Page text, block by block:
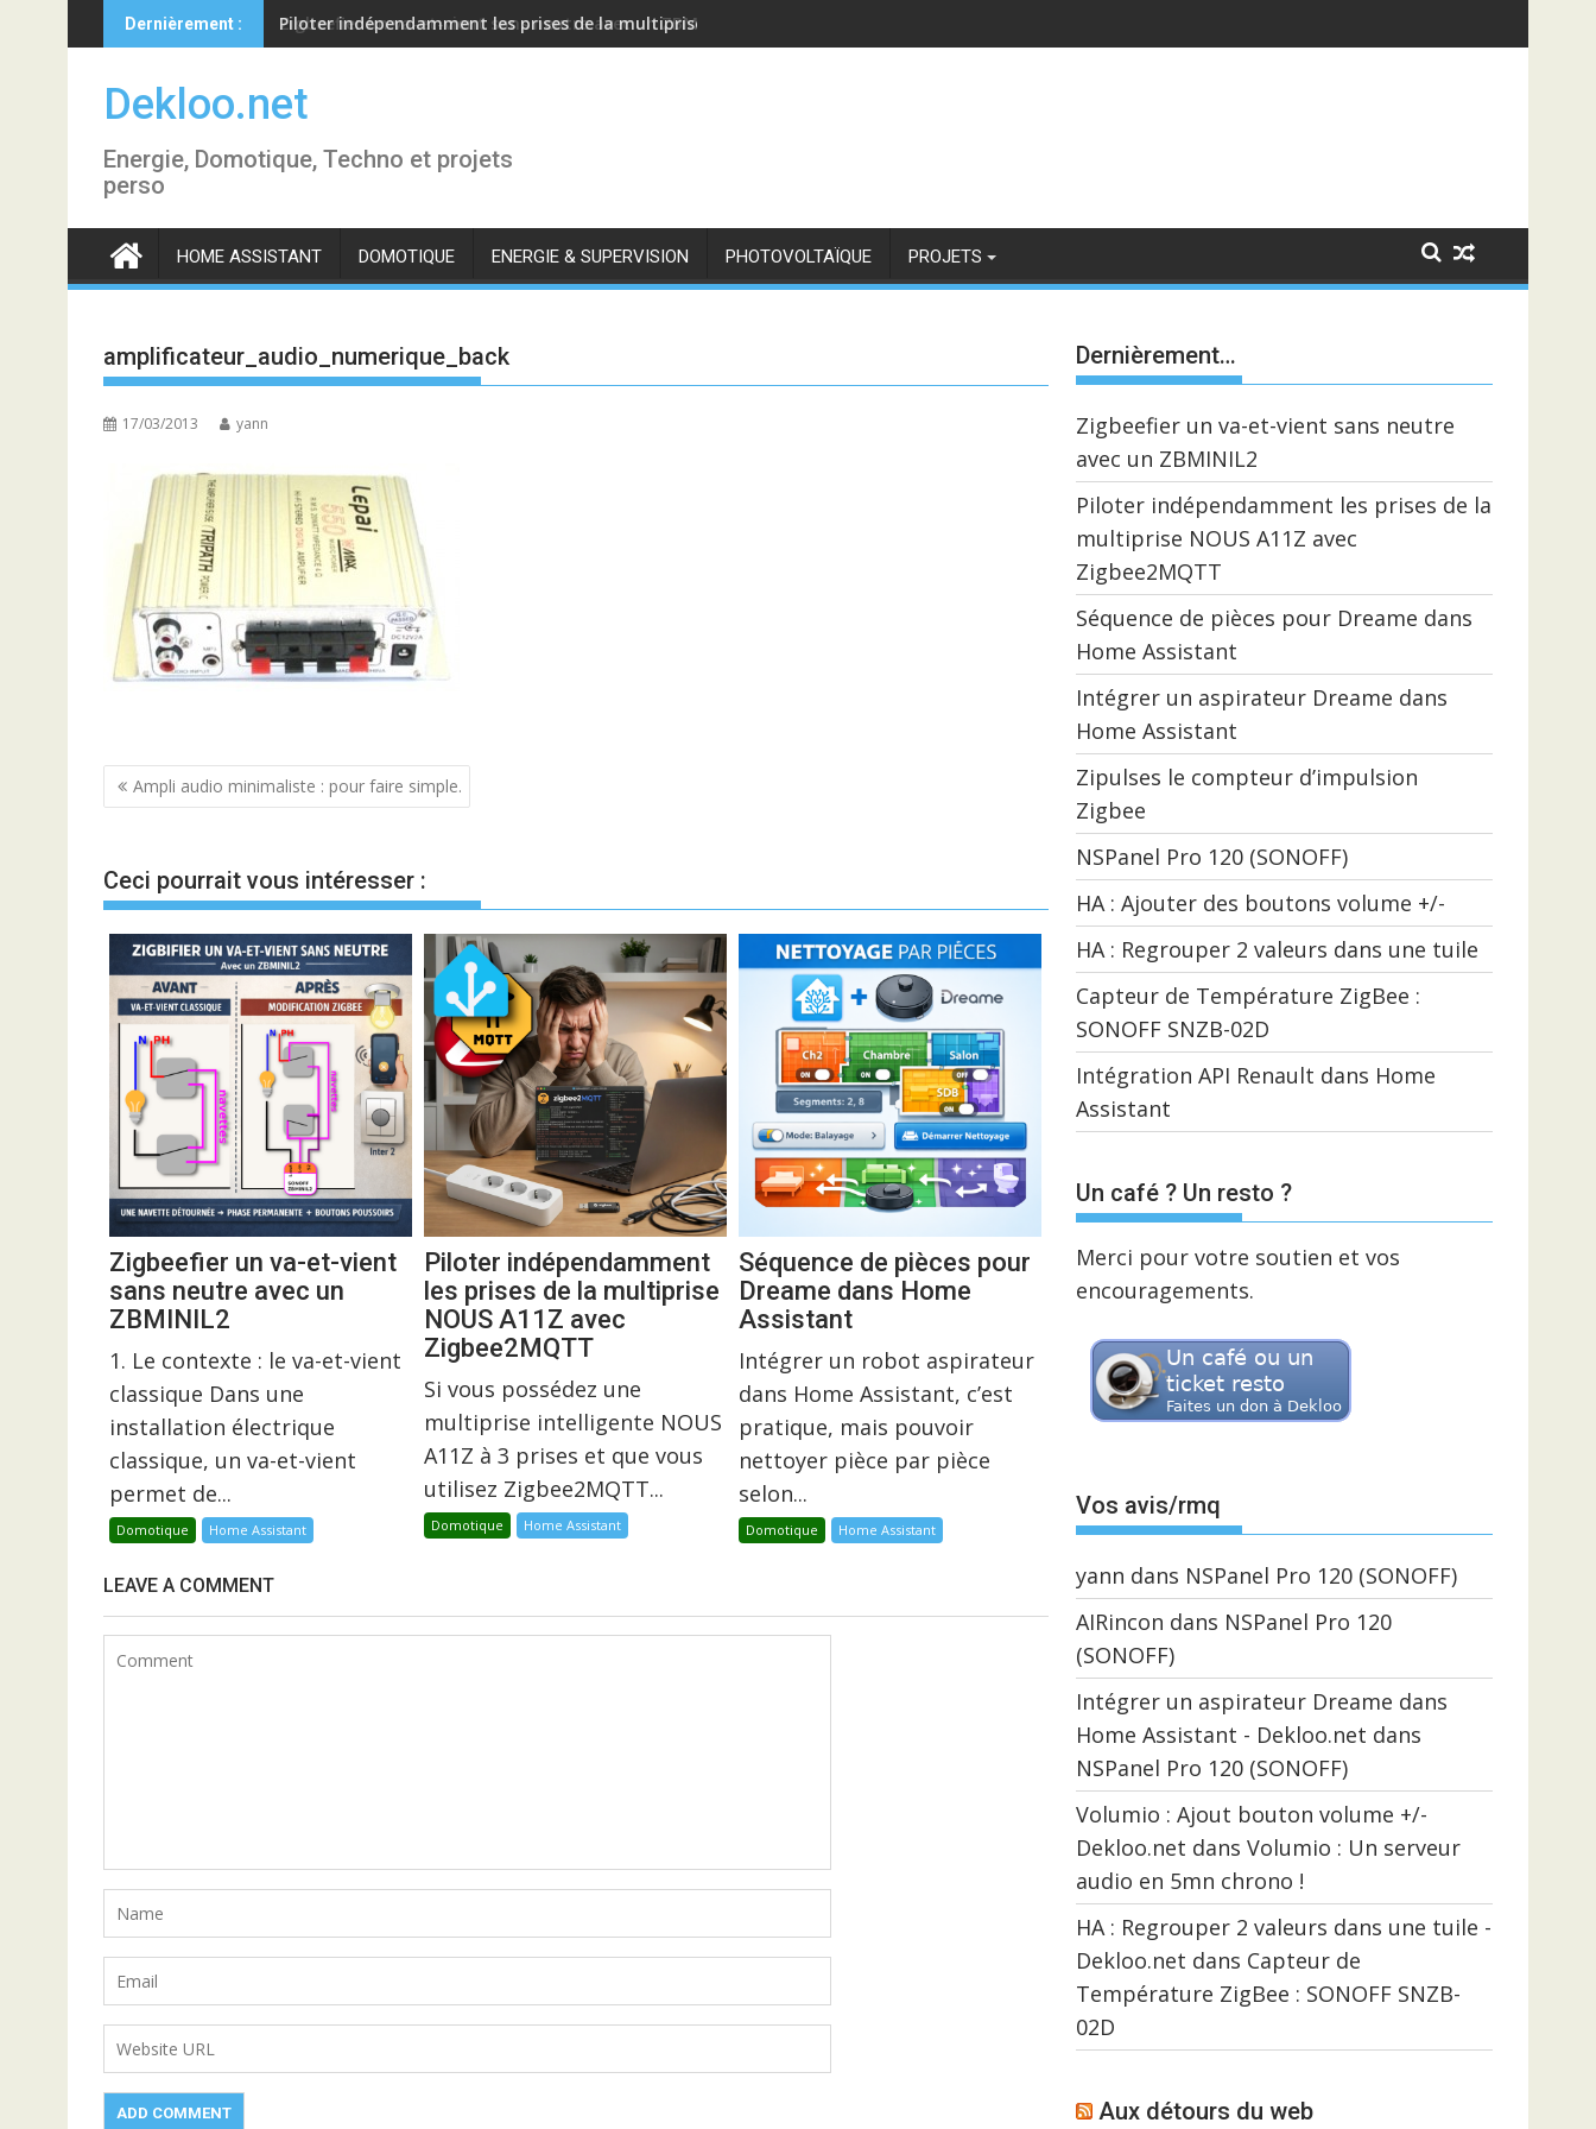
to
content
Dernièrement : Piloter indépendamment les prises de la multiprise NOUS A11Z avec Zigbee2MQTT
Dekloo.net
Energie, Domotique, Techno et projets
perso
HOME ASSISTANT DOMOTIQUE ENERGIE & SUPERVISION PHOTOVOLTAÏQUE PROJETS
amplificateur_audio_numerique_back
17/03/2013 yann
Navigation
l’article
Ampli audio minimaliste : pour faire simple.
Ceci pourrait vous intéresser :
Zigbeefier un va-et-vient
sans neutre avec un
ZBMINIL2
1. Le contexte : le va-et-vient
classique Dans une
installation électrique
classique, un va-et-vient
permet de...
Domotique Home Assistant
Piloter indépendamment
les prises de la multiprise
NOUS A11Z avec
Zigbee2MQTT
Si vous possédez une
multiprise intelligente NOUS
A11Z à 3 prises et que vous
utilisez Zigbee2MQTT...
Domotique Home Assistant
Séquence de pièces pour
Dreame dans Home
Assistant
Intégrer un robot aspirateur
dans Home Assistant, c’est
pratique, mais pouvoir
nettoyer pièce par pièce
selon...
Domotique Home Assistant
LEAVE A COMMENT
Dernièrement…
Zigbeefier un va-et-vient sans neutre
avec un ZBMINIL2
Piloter indépendamment les prises de la
multiprise NOUS A11Z avec
Zigbee2MQTT
Séquence de pièces pour Dreame dans
Home Assistant
Intégrer un aspirateur Dreame dans
Home Assistant
Zipulses le compteur d’impulsion
Zigbee
NSPanel Pro 120 (SONOFF)
HA : Ajouter des boutons volume +/-
HA : Regrouper 2 valeurs dans une tuile
Capteur de Température ZigBee :
SONOFF SNZB-02D
Intégration API Renault dans Home
Assistant
Un café ? Un resto ?
Merci pour votre soutien et vos
encouragements.
Vos avis/rmq
yann dans NSPanel Pro 120 (SONOFF)
AIRincon dans NSPanel Pro 120
(SONOFF)
Intégrer un aspirateur Dreame dans
Home Assistant - Dekloo.net dans
NSPanel Pro 120 (SONOFF)
Volumio : Ajout bouton volume +/-
Dekloo.net dans Volumio : Un serveur
audio en 5mn chrono !
HA : Regrouper 2 valeurs dans une tuile -
Dekloo.net dans Capteur de
Température ZigBee : SONOFF SNZB-
02D
Aux détours du web